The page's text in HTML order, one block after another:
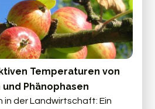
Temperaturen von
Phänophasen
in der Landwirtschaft: Ein